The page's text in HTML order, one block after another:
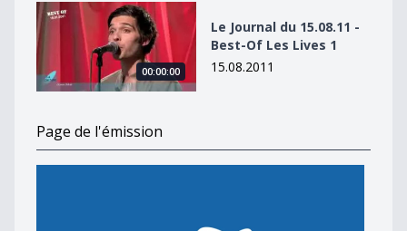
Le Journal du 15.08.11 - Best-Of Les Lives 1
00:00:00
Le Journal du 15.08.11 -
Best-Of Les Lives 1
15.08.2011
Page de l'émission